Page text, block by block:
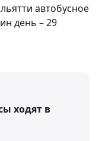
автобусное
день – 29
ходят в